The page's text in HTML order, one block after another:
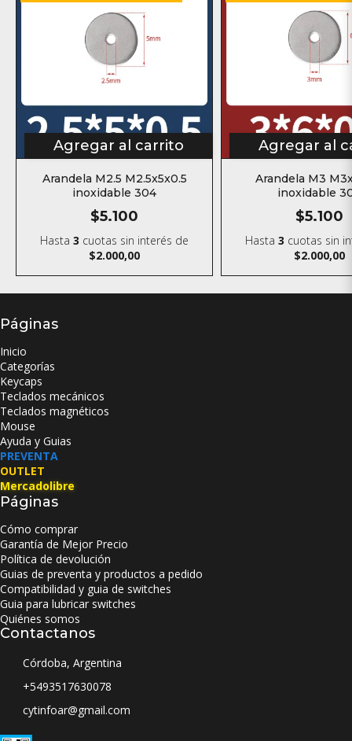
Agregar al carrito
Arandela M2.5 M2.5x5x0.5
inoxidable 304
$5.100
Hasta3 cuotas sin interés de
$2.000,00
Agregar al
Arandela M3
inoxidable
$5.100
Hasta3 cuotas sin
$2.000,00
Páginas
Inicio
Categorías
Keycaps
Teclados mecánicos
Teclados magnéticos
Mouse
Ayuda y Guias
PREVENTA
OUTLET
Mercadolibre
Páginas
Cómo comprar
Garantía de Mejor Precio
Política de devolución
Guias de preventa y productos a pedido
Compatibilidad y guia de switches
Guia para lubricar switches
Quiénes somos
Contactanos
Córdoba, Argentina
+5493517630078
cytinfoar@gmail.com